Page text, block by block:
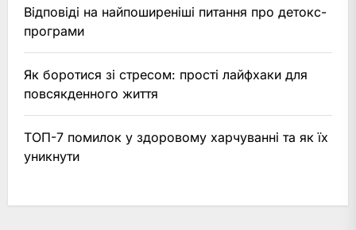
Відповіді на найпоширеніші питання про детокс-
програми
Як боротися зі стресом: прості лайфхаки для
повсякденного життя
ТОП-7 помилок у здоровому харчуванні та як їх
уникнути